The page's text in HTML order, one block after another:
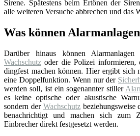
Sirene. Spätestens beim Ertönen der
alle weiteren Versuche abbrechen und das
Was können
Darüber hinaus können Alarmanlagen
Wachschutz oder die Polizei informieren,
dingfest machen können. Hier ergibt sich
eine Doppelfunktion. Wenn nur der
werden soll, ist ein sogenannter stiller
es keine optische oder akustische
sondern der Wachschutzbeziehungsweise
benachrichtigt und machen sich zum
Einbrecher direkt festgesetzt werden.